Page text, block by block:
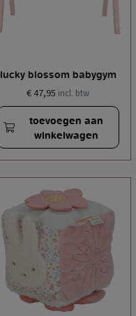
lucky blossom babygym
€ 47,95 incl. btw
toevoegen aan
winkelwagen